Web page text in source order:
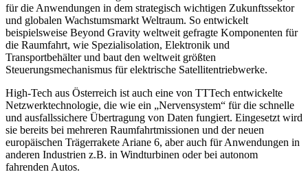
für die Anwendungen in dem strategisch wichtigen Zukunftssektor
und globalen Wachstumsmarkt Weltraum. So entwickelt
beispielsweise Beyond Gravity weltweit gefragte Komponenten für
die Raumfahrt, wie Spezialisolation, Elektronik und
Transportbehälter und baut den weltweit größten
Steuerungsmechanismus für elektrische Satellitentriebwerke.
High-Tech aus Österreich ist auch eine von TTTech entwickelte
Netzwerktechnologie, die wie ein „Nervensystem“ für die schnelle
und ausfallssichere Übertragung von Daten fungiert. Eingesetzt wird
sie bereits bei mehreren Raumfahrtmissionen und der neuen
europäischen Trägerrakete Ariane 6, aber auch für Anwendungen in
anderen Industrien z.B. in Windturbinen oder bei autonom
fahrenden Autos.